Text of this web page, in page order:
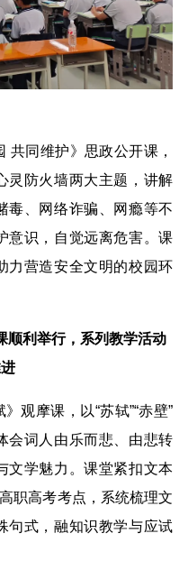
共同维护》思政公开课，
灵防火墙两大主题，讲解
毒、网络诈骗、网瘾等不
意识，自觉远离危害。课
力营造安全文明的校园环
顺利举行，系列教学活动
观摩课，以“苏轼”“赤壁”
会词人由乐而悲、由悲转
文学魅力。课堂紧扣文本
职高考考点，系统梳理文
句式，融知识教学与应试